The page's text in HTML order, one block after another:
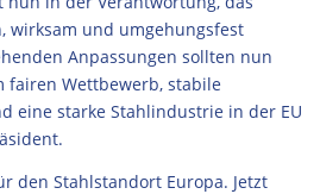
wirksam und umgehungsfest
Anpassungen sollten nun
fairen Wettbewerb, stabile
eine starke Stahlindustrie in der EU
den Stahlstandort Europa. Jetzt